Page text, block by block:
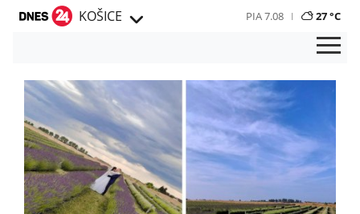
KOŠICE PIA 7.08 27 °C